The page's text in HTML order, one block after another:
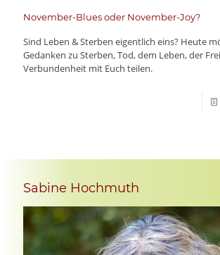
November-Blues oder November-Joy?
Sind Leben & Sterben eigentlich eins? Heute
Gedanken zu Sterben, Tod, dem Leben, der
Verbundenheit mit Euch teilen.
Sabine Hochmuth